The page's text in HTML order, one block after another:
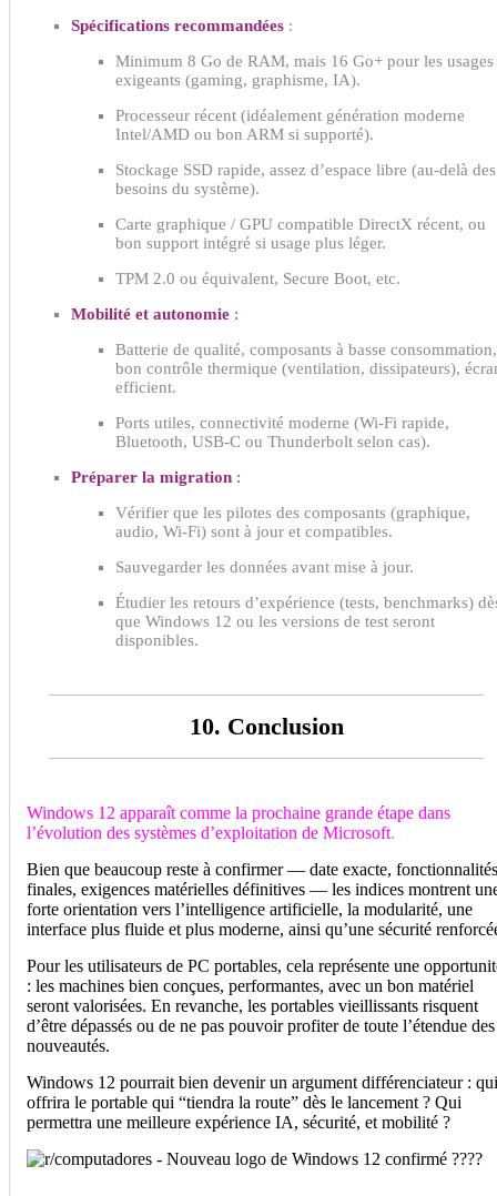
Spécifications recommandées :
Minimum 8 Go de RAM, mais 16 Go+ pour les usages
exigeants (gaming, graphisme, IA).
Processeur récent (idéalement génération moderne
Intel/AMD ou bon ARM si supporté).
Stockage SSD rapide, assez d’espace libre (au-delà des
besoins du système).
Carte graphique / GPU compatible DirectX récent, ou
bon support intégré si usage plus léger.
TPM 2.0 ou équivalent, Secure Boot, etc.
Mobilité et autonomie :
Batterie de qualité, composants à basse consommation,
bon contrôle thermique (ventilation, dissipateurs),
efficient.
Ports utiles, connectivité moderne (Wi-Fi rapide,
Bluetooth, USB-C ou Thunderbolt selon cas).
Préparer la migration :
Vérifier que les pilotes des composants (graphique,
audio, Wi-Fi) sont à jour et compatibles.
Sauvegarder les données avant mise à jour.
Étudier les retours d’expérience (tests, benchmarks)
que Windows 12 ou les versions de test seront
disponibles.
10. Conclusion
Windows 12 apparaît comme la prochaine grande étape dans
l’évolution des systèmes d’exploitation de Microsoft.
Bien que beaucoup reste à confirmer — date exacte, fonctionnalités
finales, exigences matérielles définitives — les indices montrent
forte orientation vers l’intelligence artificielle, la modularité, une
interface plus fluide et plus moderne, ainsi qu’une sécurité
Pour les utilisateurs de PC portables, cela représente une
: les machines bien conçues, performantes, avec un bon matériel
seront valorisées. En revanche, les portables vieillissants risquent
d’être dépassés ou de ne pas pouvoir profiter de toute l’étendue des
nouveautés.
Windows 12 pourrait bien devenir un argument différenciateur : qui
offrira le portable qui “tiendra la route” dès le lancement ? Qui
permettra une meilleure expérience IA, sécurité, et mobilité ?